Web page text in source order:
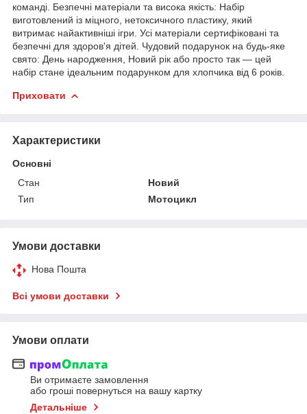
команді. Безпечні матеріали та висока якість: Набір
виготовлений із міцного, нетоксичного пластику, який
витримає найактивніші ігри. Усі матеріали сертифіковані та
безпечні для здоров'я дітей. Чудовий подарунок на будь-яке
свято: День народження, Новий рік або просто так — цей
набір стане ідеальним подарунком для хлопчика від 6 років.
Приховати
Характеристики
Основні
Стан
Новий
Тип
Мотоцикл
Умови доставки
Нова Пошта
Всі умови доставки
Умови оплати
Ви отримаєте замовлення
або гроші повернуться на вашу картку
Детальніше